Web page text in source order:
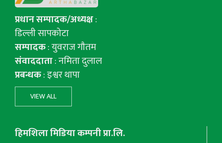
प्रधान सम्पादक/अध्यक्ष:
डिल्ली सापकोटा
सम्पादक: युवराज गाैतम
संवाददाता: नमिता दुलाल
प्रबन्धक: इश्वर थापा
VIEW ALL
हिमशिला मिडिया कम्पनी प्रा.लि.